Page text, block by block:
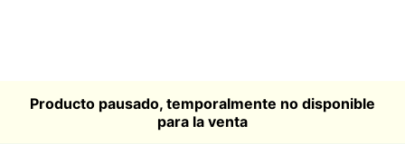
Producto pausado, temporalmente no disponible
para la venta